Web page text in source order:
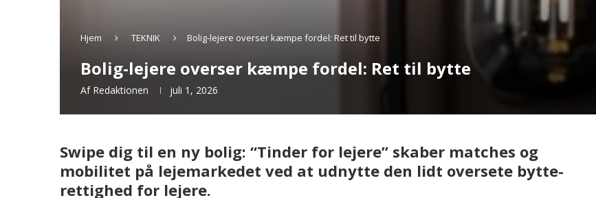
Hjem TEKNIK Bolig-lejere overser kæmpe fordel: Ret til bytte
Bolig-lejere overser kæmpe fordel: Ret til bytte
Af Redaktionen juli 1, 2026
Swipe dig til en ny bolig: “Tinder for lejere” skaber matches og
mobilitet på lejemarkedet ved at udnytte den lidt oversete bytte-
rettighed for lejere.